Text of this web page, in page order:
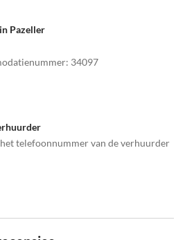
Pazeller
: 34097
telefoonnummer van de verhuurder